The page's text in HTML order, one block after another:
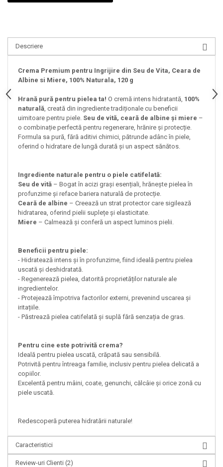
Descriere
Crema Premium pentru Ingrijire din Seu de Vita, Ceara de
Albine si Miere, 100% Naturala, 120 g
Hrană pură pentru pielea ta! O cremă intens hidratantă, 100%
naturală , creată din ingrediente tradiționale cu beneficii
uimitoare pentru piele. Seu de vită, ceară de albine și miere –
o combinație perfectă pentru regenerare, hrănire și protecție.
Formula sa pură, fără aditivi chimici, pătrunde adânc în piele,
oferind o hidratare de lungă durată și un aspect sănătos.
Ingrediente naturale pentru o piele catifelată:
Seu de vită – Bogat în acizi grași esențiali, hrănește pielea în
profunzime și reface bariera naturală de protecție.
Ceară de albine – Creează un strat protector care sigilează
hidratarea, oferind pielii suplețe și elasticitate.
Miere – Calmează și conferă un aspect luminos pielii.
Beneficii pentru piele:
- Hidratează intens și în profunzime, fiind ideală pentru pielea
uscată și deshidratată.
- Regenerează pielea, datorită proprietăților naturale ale
ingredientelor.
- Protejează împotriva factorilor externi, prevenind uscarea și
iritațiile.
- Păstrează pielea catifelată și suplă fără senzația de gras.
Pentru cine este potrivită crema?
Ideală pentru pielea uscată, crăpată sau sensibilă.
Potrivită pentru întreaga familie, inclusiv pentru pielea delicată a
copiilor.
Excelentă pentru mâini, coate, genunchi, călcâie și orice zonă cu
piele uscată.
Redescoperă puterea hidratării naturale!
Caracteristici
Review-uri Clienti (2)